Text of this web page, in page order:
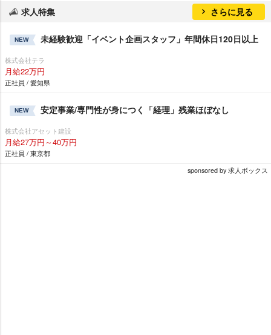
求人特集 さらに見る
NEW 未経験歓迎「イベント企画スタッフ」年間休日120日以上
株式会社テラ
月給22万円
正社員 / 愛知県
NEW 安定事業/専門性が身につく「経理」残業ほぼなし
株式会社アセット建設
月給27万円～40万円
正社員 / 東京都
sponsored by 求人ボックス